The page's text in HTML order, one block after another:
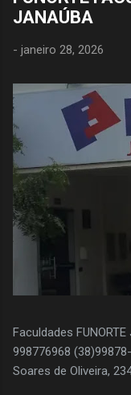
JANAÚBA
- janeiro 28, 2026
Faculdades
998776968
Soares de Oliveira,